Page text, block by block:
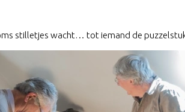
stilletjes wacht… tot iemand de